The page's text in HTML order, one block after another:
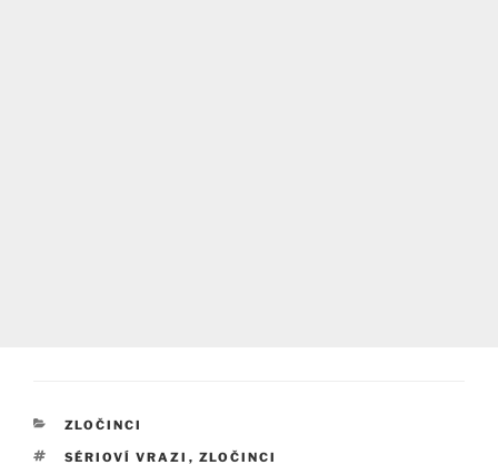
RUBRIKY
ZLOČINCI
ŠTÍTKY
SÉRIOVÍ VRAZI , ZLOČINCI